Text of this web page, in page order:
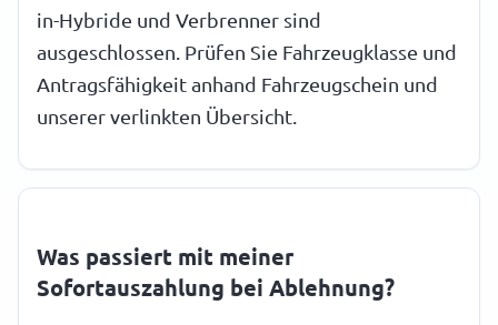
in-Hybride und Verbrenner sind
ausgeschlossen. Prüfen Sie Fahrzeugklasse und
Antragsfähigkeit anhand Fahrzeugschein und
unserer verlinkten Übersicht.
Was passiert mit meiner
Sofortauszahlung bei Ablehnung?